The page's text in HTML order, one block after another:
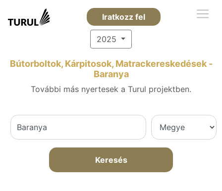
Iratkozz fel
2025
Bútorboltok, Kárpitosok, Matrackereskedések -
Baranya
További más nyertesek a Turul projektben.
Keresés